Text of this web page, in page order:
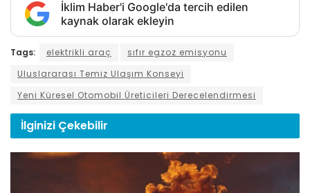
İklim Haber'i Google'da tercih edilen
kaynak olarak ekleyin
Tags: elektrikli araç
sıfır egzoz emisyonu
Uluslararası Temiz Ulaşım Konseyi
Yeni Küresel Otomobil Üreticileri Derecelendirmesi
İlginizi Çekebilir